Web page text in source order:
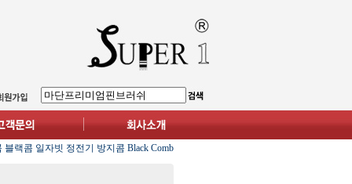
블랙콤 일자빗 정전기 방지콤 Black Comb